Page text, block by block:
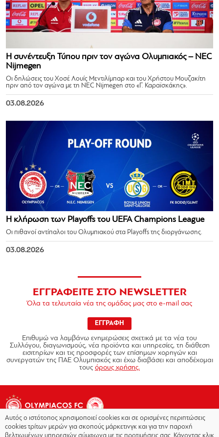
Η συνέντευξη Τύπου πριν τον αγώνα Ολυμπιακός – NEC
Nijmegen
Οι δηλώσεις του Χοσέ Λουίς Μεντιλίμπαρ και του Χρήστου Μουζακίτη
πριν από τον αγώνα με τη NEC Nijmegen στο «Γ. Καραϊσκάκης».
03.08.2026
Η κλήρωση των Playoffs του UEFA Champions League
Οι πιθανοί αντίπαλοι του Ολυμπιακού στα Playoffs της διοργάνωσης.
03.08.2026
ΕΓΓΡΑΦΕΙΤΕ ΣΤΟ NEWSLETTER
Όλα τα τελευταία νέα της ομάδας μας στο e-mail σας
ΕΓΓΡΑΦΗ
Επιθυμώ να λαμβάνω ενημερώσεις σχετικά με τα νέα του
Συλλόγου, διαγωνισμούς, νέα προϊόντα και υπηρεσίες, τη διάθεση
εισιτηρίων και τις προσφορές των επίσημων χορηγών και
συνεργατών της ΠΑΕ Ολυμπιακός και έχω διαβάσει και αποδέχομαι
τους όρους χρήσης.
Αυτός ο ιστότοπος χρησιμοποιεί cookies και σε ορισμένες περιπτώσεις
cookies τρίτων μερών για σκοπούς μάρκετινγκ και για την παροχή